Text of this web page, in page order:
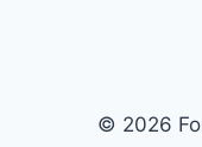
© 2026